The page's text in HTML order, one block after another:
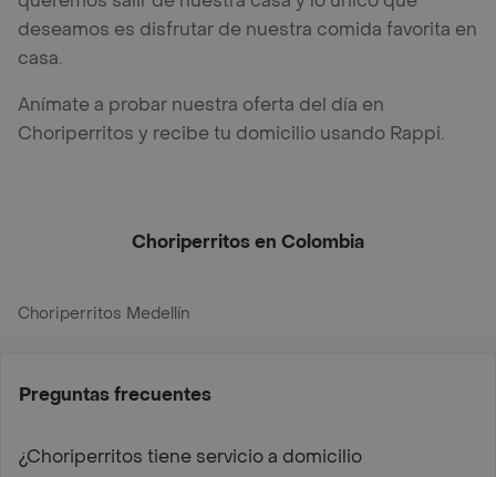
deseamos es disfrutar de nuestra comida favorita en
casa.
Anímate a probar nuestra oferta del día en
Choriperritos y recibe tu domicilio usando Rappi.
Choriperritos en Colombia
Choriperritos Medellín
Preguntas frecuentes
¿Choriperritos tiene servicio a domicilio